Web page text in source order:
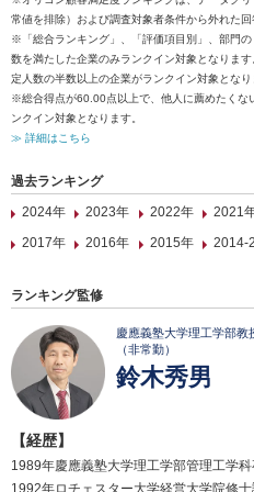
常値を排除）および調査対象者条件から外れた回
※「総合ランキング」、「評価項目別」、部門
数を満たした企業のみランクイン対象となりま
定人数の半数以上の企業がランクイン対象となり
※総合得点が60.00点以上で、他人に薦めたくな
ンクイン対象となります。
≫ 詳細はこちら
過去ランキング
2024年
2023年 2022年 2021
2017年
2016年 2015年 2014-
ランキング監修
慶應義塾大学理工学部教
（非常勤）
鈴木秀男
【経歴】
1989年慶應義塾大学理工学部管理工学科
1992年ロチェスター大学経営大学院修士